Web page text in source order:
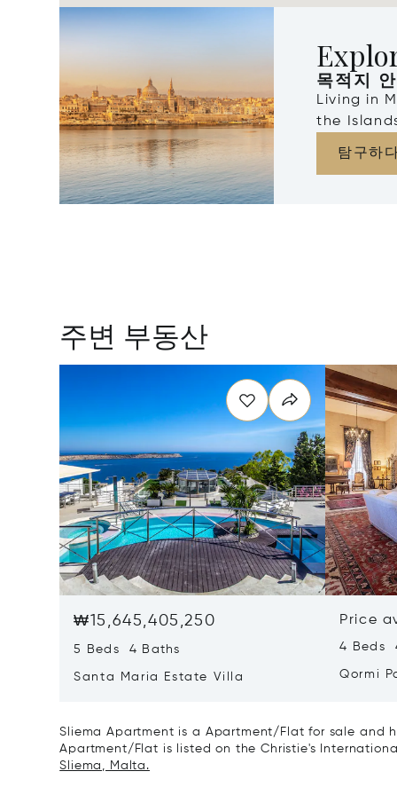
목적지
Living in
the
탐구하
주변 부동산
₩15,645,405,250
5 Beds 4 Baths
Santa Maria Estate Villa
Price
4 Beds
Qormi
Sliema Apartment is a Apartment/Flat for sale and
Apartment/Flat is listed on the Christie's
Sliema, Malta.